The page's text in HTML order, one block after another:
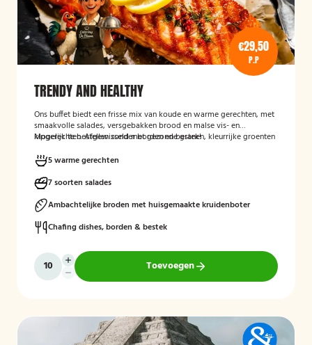
€29,50
P.P
TRENDY AND HEALTHY
Ons buffet biedt een frisse mix van koude en warme gerechten, met
smaakvolle salades, versgebakken brood en malse vis- en
kipgerechten. Afgewisseld met gezonde granen, kleurrijke groenten
uitgebalanceerd buffet.
Mogelijk te bestellen zonder borden en bestek!
5 warme gerechten
7 soorten salades
Ambachtelijke broden met huisgemaakte kruidenboter
Chafing dishes, borden & bestek
Toevoegen